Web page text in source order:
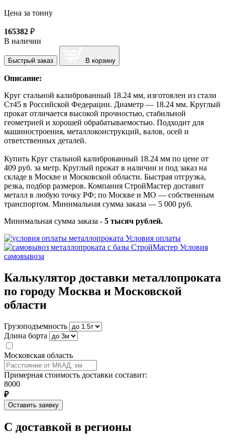
Цена за тонну
165382 ₽
В наличии
Быстрый заказ В корзину
Описание:
Круг стальной калиброванный 18.24 мм, изготовлен из стали
Ст45 в Российской Федерации. Диаметр — 18.24 мм. Круглый
прокат отличается высокой прочностью, стабильной
геометрией и хорошей обрабатываемостью. Подходит для
машиностроения, металлоконструкций, валов, осей и
ответственных деталей.
Купить Круг стальной калиброванный 18.24 мм по цене от
409 руб. за метр. Круглый прокат в наличии и под заказ на
складе в Москве и Московской области. Быстрая отгрузка,
резка, подбор размеров. Компания СтройМастер доставит
металл в любую точку РФ; по Москве и МО — собственным
транспортом. Минимальная сумма заказа — 5 000 руб.
Минимальная сумма заказа - 5 тысяч рублей.
Условия оплаты
Условия
самовывоза
Калькулятор доставки металлопроката
по городу Москва и Московской
области
Грузоподъемность
Длина борта
Московская область
Примерная стоимость доставки составит:
8000
₽
Оставить заявку
С доставкой в регионы